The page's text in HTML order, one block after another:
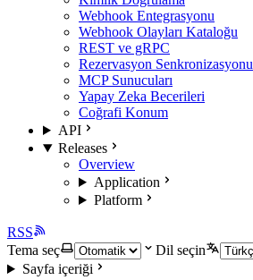
Webhook Entegrasyonu
Webhook Olayları Kataloğu
REST ve gRPC
Rezervasyon Senkronizasyonu
MCP Sunucuları
Yapay Zeka Becerileri
Coğrafi Konum
API
Releases
Overview
Application
Platform
RSS
Tema seç
Dil seçin
Sayfa içeriği